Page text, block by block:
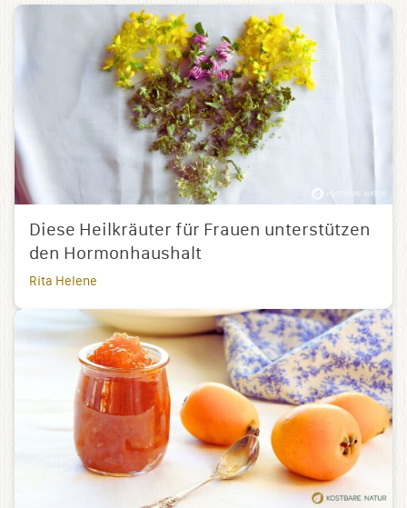
Diese Heilkräuter für Frauen unterstützen
den Hormonhaushalt
Rita Helene